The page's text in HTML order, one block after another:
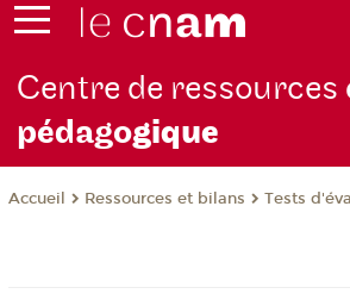
Centre de ressources
pédagogique
Accueil Ressources et bilans Tests